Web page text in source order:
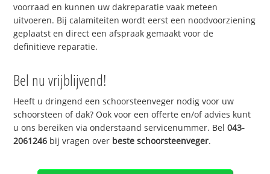
voorraad en kunnen uw dakreparatie vaak meteen
uitvoeren. Bij calamiteiten wordt eerst een noodvoorziening
geplaatst en direct een afspraak gemaakt voor de
definitieve reparatie.
Bel nu vrijblijvend!
Heeft u dringend een schoorsteenveger nodig voor uw
schoorsteen of dak? Ook voor een offerte en/of advies kunt
u ons bereiken via onderstaand servicenummer. Bel043-
2061246 bij vragen over beste schoorsteenveger.